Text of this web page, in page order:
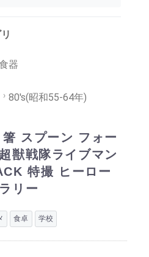
器
80's(昭和55-64年)
箸 スプーン フォー
獣戦隊ライブマン
特撮 ヒーロー
リー
食卓 学校